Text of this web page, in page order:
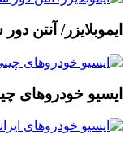
ایموبلایزر/ آنتن
ایسیو خودروهای